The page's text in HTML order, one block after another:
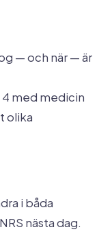
— och när — är
4 med medicin
olika
i båda
nästa dag.